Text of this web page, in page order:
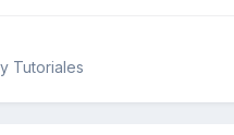
Tutoriales